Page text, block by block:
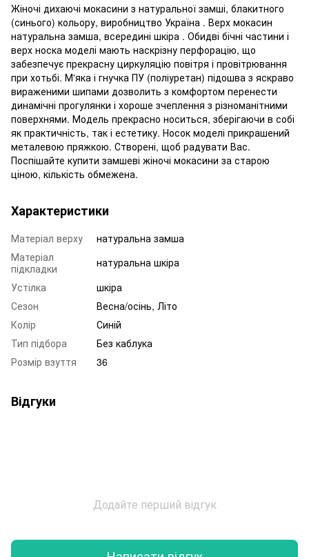
Жіночі дихаючі мокасини з натуральної замші, блакитного
(синього) кольору, виробництво Україна . Верх мокасин
натуральна замша, всередині шкіра . Обидві бічні частини і
верх носка моделі мають наскрізну перфорацію, що
забезпечує прекрасну циркуляцію повітря і провітрювання
при хотьбі. М'яка і гнучка ПУ (поліуретан) підошва з яскраво
вираженими шипами дозволить з комфортом перенести
динамічні прогулянки і хороше зчеплення з різноманітними
поверхнями. Модель прекрасно носиться, зберігаючи в собі
як практичність, так і естетику. Носок моделі прикрашений
металевою пряжкою. Створені, щоб радувати Вас.
Поспішайте купити замшеві жіночі мокасини за старою
ціною, кількість обмежена.
Характеристики
Матеріал верху
натуральна замша
Матеріал
підкладки
натуральна шкіра
Устілка
шкіра
Сезон
Весна/осінь, Літо
Колір
Синій
Тип підбора
Без каблука
Розмір взуття
36
Відгуки
Додайте перший відгук